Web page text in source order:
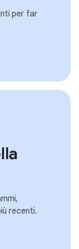
per far
recenti.